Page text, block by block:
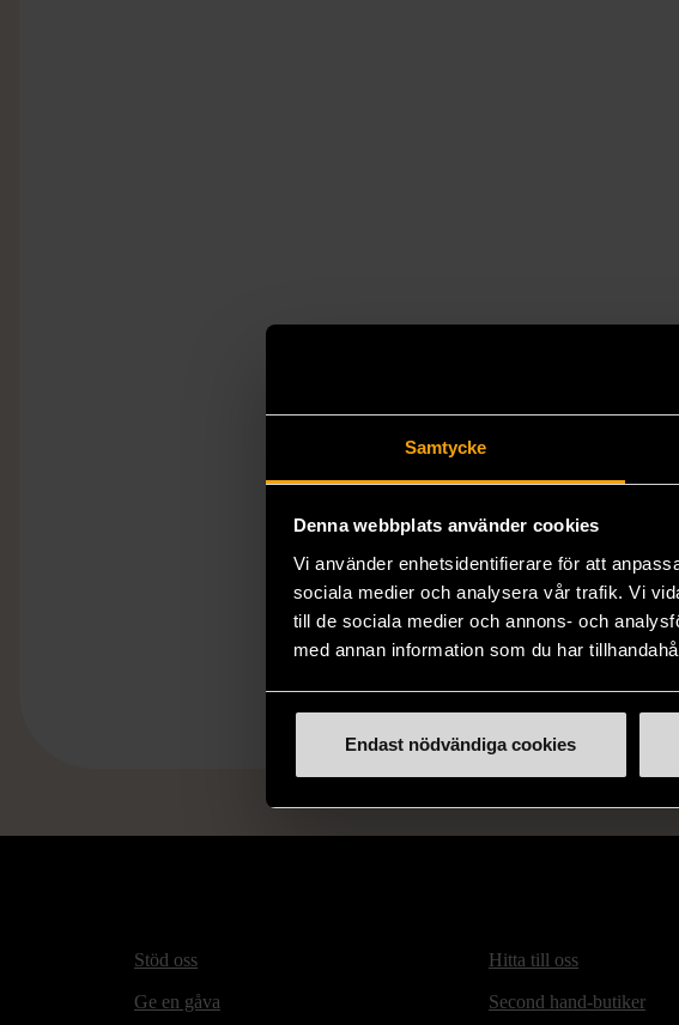
Samtycke
Denna webbplats använder cookies
Vi använder enhetsidentifierare för att
sociala medier och analysera vår trafik. Vi
till de sociala medier och annons- och
med annan information som du har
Endast nödvändiga cookies
Stöd oss
Ge en gåva
Hitta till oss
Second hand-butiker